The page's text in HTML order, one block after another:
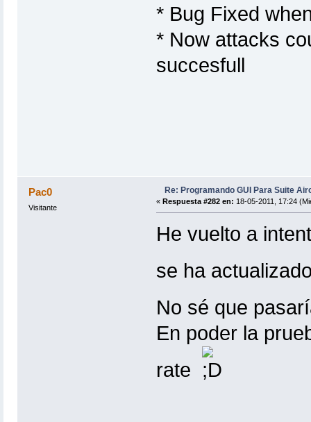
* Bug Fixed
* Now attacks
succesfull
Pac0
Visitante
Re: Programando GUI Para Suite
« Respuesta #282 en: 18-05-2011, 17:24
He vuelto a
se ha
No sé que
En poder la
rate